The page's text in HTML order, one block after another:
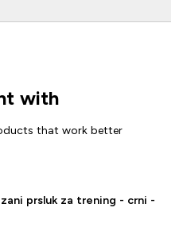
with
that work better
prsluk za trening - crni -